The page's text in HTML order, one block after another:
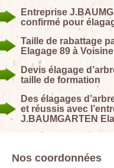
Entreprise
confirmé pour
Taille de rabattage
Elagage 89 à
Devis élagage
taille de formation
Des élagages
et réussis avec
J.BAUMGARTEN
Nos coordonnées